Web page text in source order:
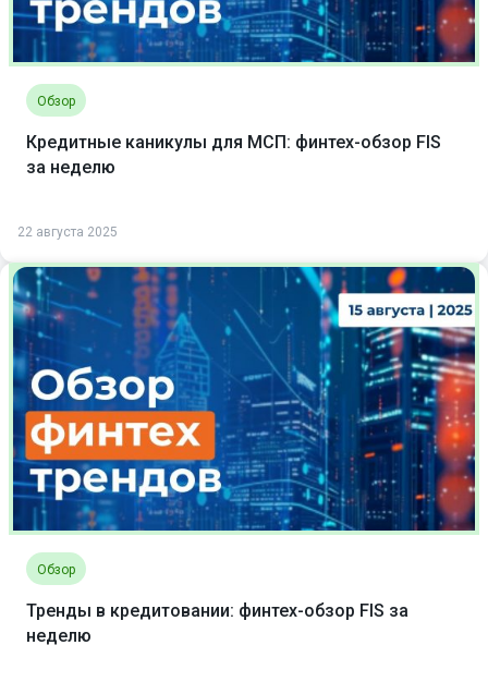
Обзор
Кредитные каникулы для МСП: финтех-обзор FIS
за неделю
22 августа 2025
Обзор
Тренды в кредитовании: финтех-обзор FIS за
неделю